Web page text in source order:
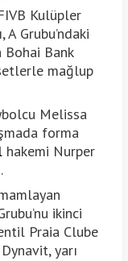
Kulüpler
A Grubu’ndaki
Bohai Bank
mağlup
Melissa
forma
hakemi Nurper
ikinci
Praia Clube
yarı